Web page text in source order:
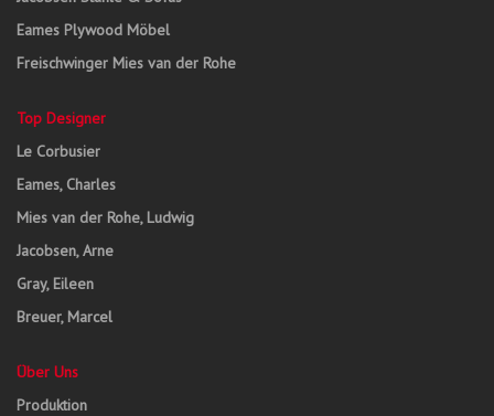
Eames Plywood Möbel
Freischwinger Mies van der Rohe
Top Designer
Le Corbusier
Eames, Charles
Mies van der Rohe, Ludwig
Jacobsen, Arne
Gray, Eileen
Breuer, Marcel
Über Uns
Produktion